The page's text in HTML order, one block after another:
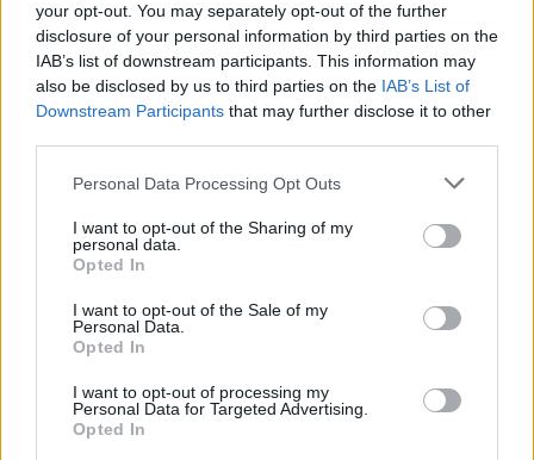
your opt-out. You may separately opt-out of the further
disclosure of your personal information by third parties on the
IAB’s list of downstream participants. This information may
also be disclosed by us to third parties on the IAB’s List of
Downstream Participants that may further disclose it to other
Please note that this website/app uses one or more Google
not limited to your visit or usage behaviour. You may click to
grant or deny consent to Google and its third-party tags to
use your data for below specified purposes in below Google
consent section.
Personal Data Processing Opt Outs
I want to opt-out of the Sharing of my
personal data.
Opted In
I want to opt-out of the Sale of my
Personal Data.
Opted In
I want to opt-out of processing my
Personal Data for Targeted Advertising.
Opted In
Smartphone pieghevoli: come scegliere con criteri
tecnici solidi
Andrea Conforti · 6 Ago 2026